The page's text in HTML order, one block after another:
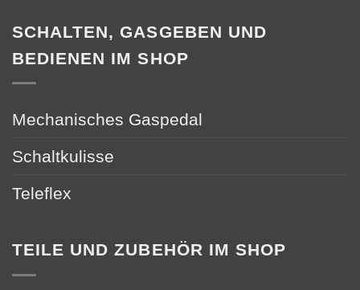
SCHALTEN, GASGEBEN UND
BEDIENEN IM SHOP
Mechanisches Gaspedal
Schaltkulisse
Teleflex
TEILE UND ZUBEHÖR IM SHOP